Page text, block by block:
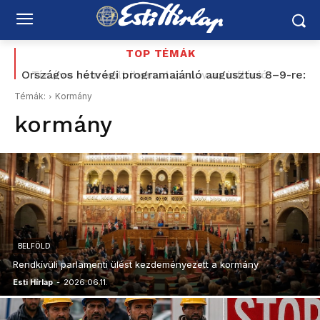
TOP TÉMÁK
Országos hétvégi programajánló augusztus 8–9-re:
vízipisztolycsata, foci, Balaton, borhetek,
fesztiválok, várak és nyári esték
Témák: Kormány
kormány
BELFÖLD
Rendkívüli parlamenti ülést kezdeményezett a kormány
Esti Hírlap - 2026.06.11.